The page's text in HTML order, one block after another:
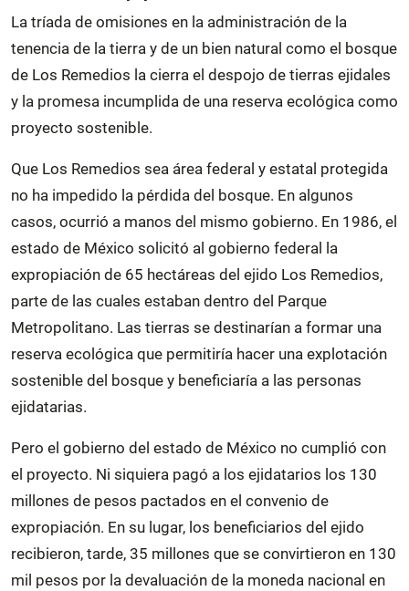
La tríada de omisiones en la administración de la
tenencia de la tierra y de un bien natural como el bosque
de Los Remedios la cierra el despojo de tierras ejidales
y la promesa incumplida de una reserva ecológica como
proyecto sostenible.
Que Los Remedios sea área federal y estatal protegida
no ha impedido la pérdida del bosque. En algunos
casos, ocurrió a manos del mismo gobierno. En 1986, el
estado de México solicitó al gobierno federal la
expropiación de 65 hectáreas del ejido Los Remedios,
parte de las cuales estaban dentro del Parque
Metropolitano. Las tierras se destinarían a formar una
reserva ecológica que permitiría hacer una explotación
sostenible del bosque y beneficiaría a las personas
ejidatarias.
Pero el gobierno del estado de México no cumplió con
el proyecto. Ni siquiera pagó a los ejidatarios los 130
millones de pesos pactados en el convenio de
expropiación. En su lugar, los beneficiarios del ejido
recibieron, tarde, 35 millones que se convirtieron en 130
mil pesos por la devaluación de la moneda nacional en